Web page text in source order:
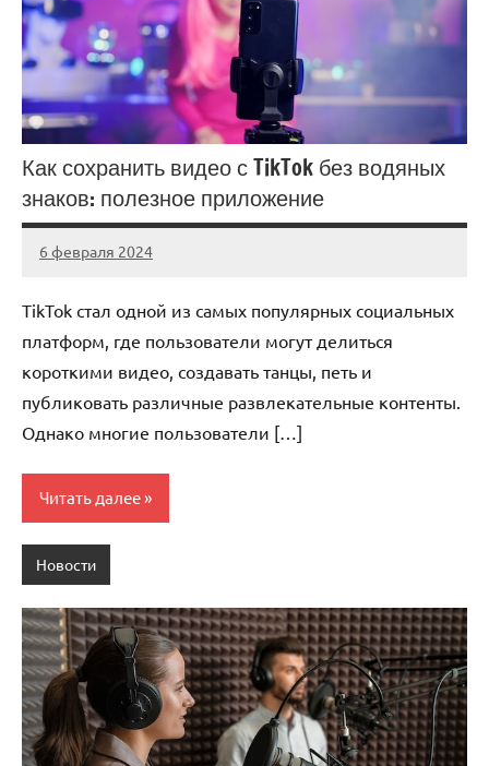
Как сохранить видео с TikTok без водяных
знаков: полезное приложение
6 февраля 2024
Avtor
Нет
TikTok стал одной из самых популярных социальных
платформ, где пользователи могут делиться
короткими видео, создавать танцы, петь и
публиковать различные развлекательные контенты.
Однако многие пользователи […]
Читать далее
Новости